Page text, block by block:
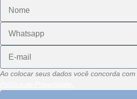
Ao colocar seus dados você concorda com